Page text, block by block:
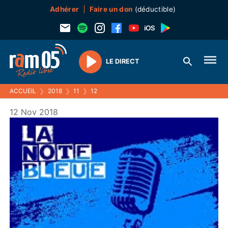
Adhérer Faire un don (déductible)
Play
LE DIRECT
ACCUEIL ❯ 2018 ❯ 11 ❯ 12
12 Nov 2018